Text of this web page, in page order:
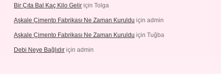
Bir Çıta Bal Kaç Kilo Gelir için Tolga
Aşkale Çimento Fabrikası Ne Zaman Kuruldu için admin
Aşkale Çimento Fabrikası Ne Zaman Kuruldu için Tuğba
Debi Neye Bağlıdır için admin